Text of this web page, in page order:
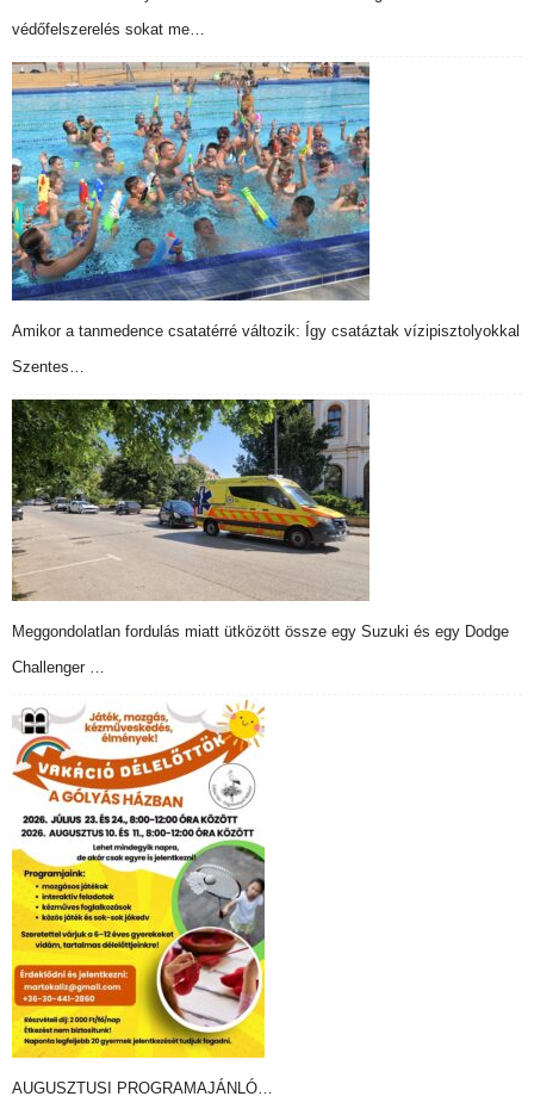
védőfelszerelés sokat me…
Amikor a tanmedence csatatérré változik: Így csatáztak vízipisztolyokkal
Szentes…
Meggondolatlan fordulás miatt ütközött össze egy Suzuki és egy Dodge
Challenger …
AUGUSZTUSI PROGRAMAJÁNLÓ…